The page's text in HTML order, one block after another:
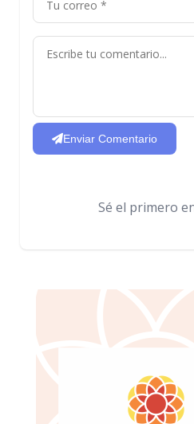
Enviar Comentario
Sé el primero